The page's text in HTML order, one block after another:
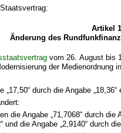
Artikel 1
Änderung des
vom 26. August bis
der Medienordnung
„17,50“ durch die Angabe „18,36“
die Angabe „71,7068“ durch die
und die Angabe „2,9140“ durch